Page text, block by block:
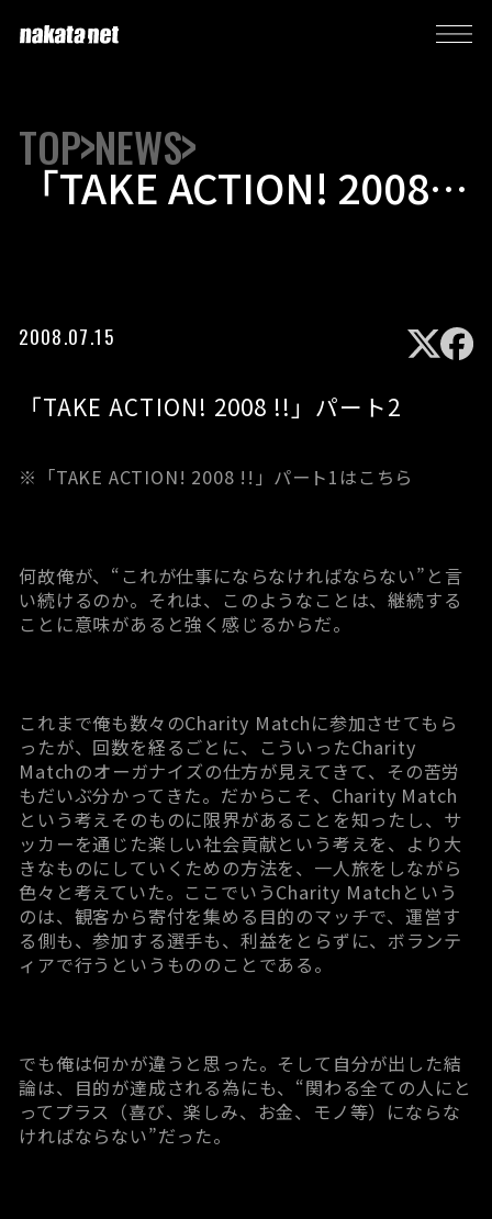
TOP NEWS
「TAKE ACTION! 2008
2008.07.15
「TAKE ACTION! 2008 !!」パート2
※「TAKE ACTION! 2008 !!」パート1はこちら
何故俺が、“これが仕事にならなければならない”と言
い続けるのか。それは、このようなことは、継続する
ことに意味があると強く感じるからだ。
これまで俺も数々のCharity Matchに参加させてもら
ったが、回数を経るごとに、こういったCharity
Matchのオーガナイズの仕方が見えてきて、その苦労
もだいぶ分かってきた。だからこそ、Charity Match
という考えそのものに限界があることを知ったし、サ
ッカーを通じた楽しい社会貢献という考えを、より大
きなものにしていくための方法を、一人旅をしながら
色々と考えていた。ここでいうCharity Matchという
のは、観客から寄付を集める目的のマッチで、運営す
る側も、参加する選手も、利益をとらずに、ボランテ
ィアで行うというもののことである。
でも俺は何かが違うと思った。そして自分が出した結
論は、目的が達成される為にも、“関わる全ての人にと
ってプラス（喜び、楽しみ、お金、モノ等）にならな
ければならない”だった。